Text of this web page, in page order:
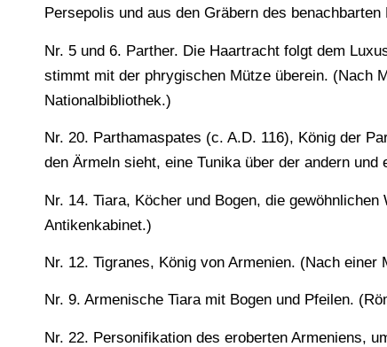
Persepolis und aus den Gräbern des
Nr. 5 und 6. Parther. Die Haartracht folgt dem
stimmt mit der phrygischen Mütze überein. (Nach
Nationalbibliothek.)
Nr. 20. Parthamaspates (c. A.D. 116), König der
den Ärmeln sieht, eine Tunika über der andern und
Nr. 14. Tiara, Köcher und Bogen, die
Antikenkabinet.)
Nr. 12. Tigranes, König von Armenien. (Nach einer
Nr. 9. Armenische Tiara mit Bogen und Pfeilen.
Nr. 22. Personifikation des eroberten Armeniens,